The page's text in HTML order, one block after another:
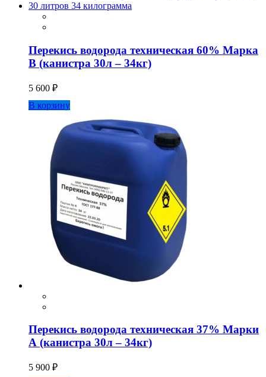
Перекись водорода техническая 60% Марка
В (канистра 30л – 34кг)
5 600 ₽
В корзину
Перекись водорода техническая 37% Марки
А (канистра 30л – 34кг)
5 900 ₽